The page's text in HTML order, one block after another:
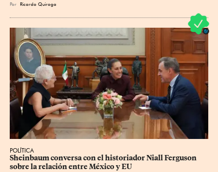
Por Ricardo Quiroga
POLÍTICA
Sheinbaum conversa con el historiador Niall Ferguson
sobre la relación entre México y EU